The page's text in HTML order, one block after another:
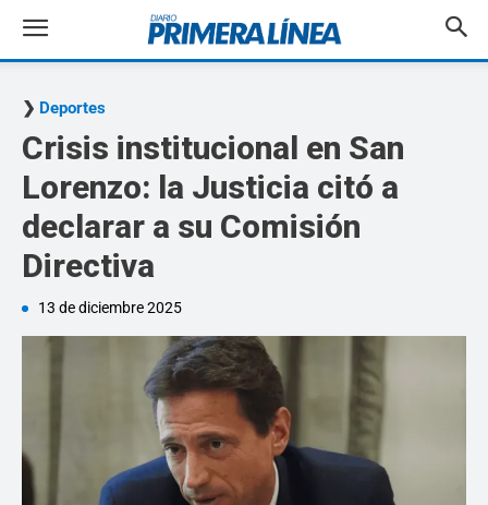
Deportes
Crisis institucional en San
Lorenzo: la Justicia citó a
declarar a su Comisión
Directiva
13 de diciembre 2025